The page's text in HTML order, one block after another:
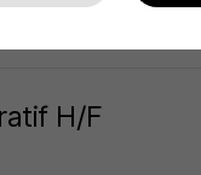
H/F